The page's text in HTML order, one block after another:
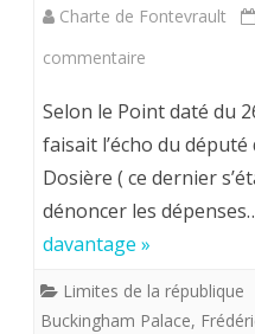
Charte de Fontevrault
commentaire
en
finir
définitivement
Selon le Point daté du
faisait l’écho du
Dosière ( ce dernier
dénoncer les
davantage »
Limites de la république
Buckingham Palace,